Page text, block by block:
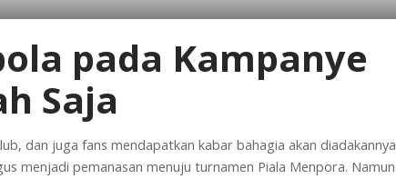
pada Kampanye
Saja
dan juga fans mendapatkan kabar bahagia akan diadakannya
menjadi pemanasan menuju turnamen Piala Menpora. Namun